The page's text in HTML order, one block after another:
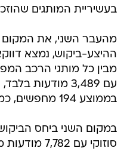
בעשיריית המותגים
מהעבר השני, את המקום
ההיצע-ביקוש, נמצא
עם 3,489 מודעות
בממוצע 194 מחפשים, כמעט פי 4 ממותג מאזדה.
במקום השני ביחס